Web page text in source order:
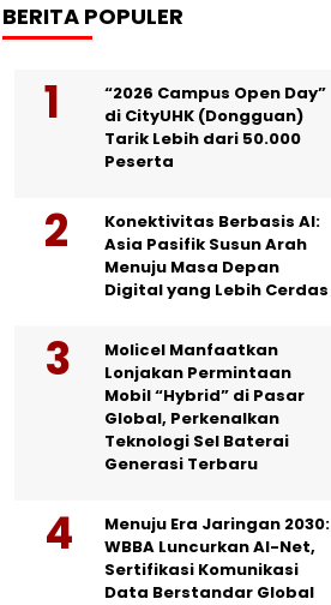
BERITA POPULER
“2026 Campus Open Day”
di CityUHK (Dongguan)
Tarik Lebih dari 50.000
Peserta
Konektivitas Berbasis AI:
Asia Pasifik Susun Arah
Menuju Masa Depan
Digital yang Lebih Cerdas
Molicel Manfaatkan
Lonjakan Permintaan
Mobil “Hybrid” di Pasar
Global, Perkenalkan
Teknologi Sel Baterai
Generasi Terbaru
Menuju Era Jaringan 2030:
WBBA Luncurkan AI-Net,
Sertifikasi Komunikasi
Data Berstandar Global